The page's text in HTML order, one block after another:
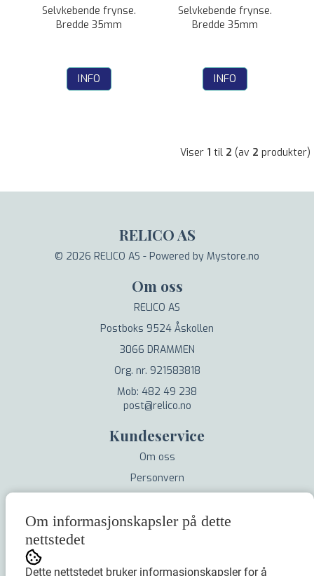
Selvkebende frynse.
Bredde 35mm
INFO
Selvkebende frynse.
Bredde 35mm
INFO
Viser 1 til 2 (av 2 produkter)
RELICO AS
© 2026 RELICO AS - Powered by Mystore.no
Om oss
RELICO AS
Postboks 9524 Åskollen
3066 DRAMMEN
Org. nr. 921583818
Mob: 482 49 238
post@relico.no
Kundeservice
Om oss
Personvern
Nyhetsbrev
Om informasjonskapsler på dette
nettstedet
Dette nettstedet bruker informasjonskapsler for å